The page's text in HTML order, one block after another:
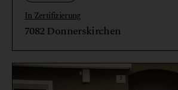
In Zertifizierung
7082 Donnerskirchen